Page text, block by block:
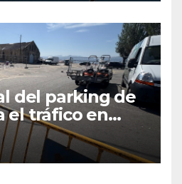
del parking de
el tráfico en